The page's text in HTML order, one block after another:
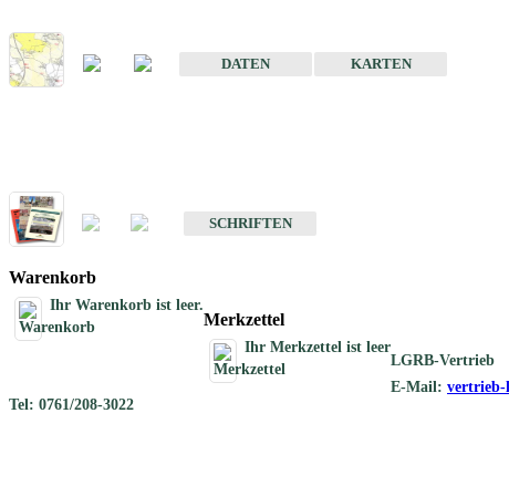
DATEN
KARTEN
SCHRIFTEN
Warenkorb
Ihr Warenkorb ist leer.
Merkzettel
Ihr Merkzettel ist leer
LGRB-Vertrieb
E-Mail:
Tel: 0761/208-3022